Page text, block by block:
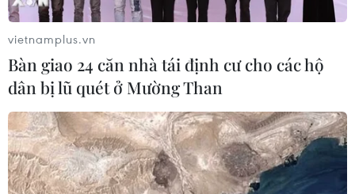
vietnamplus.vn
Bàn giao 24 căn nhà tái định cư cho các hộ
dân bị lũ quét ở Mường Than